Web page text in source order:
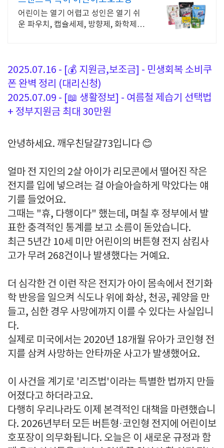
어린이는 열기 어렵고 성인은 열기 쉬
운 파우치, 캡슐세제, 방향제, 화학제품
2025.07.16 - [💰 지원금,보조금] - 민생회복 소비쿠
폰 완벽 정리 (대리신청)
2025.07.09 - [📖 생활정보] - 여름철 제습기 선택법
+ 정부지원금 최대 30만원
안녕하세요. 깨우친달걀73입니다 😊
얼마 전 지인의 2살 아이가 리모콘에서 떨어진 작은
전지를 입에 넣으려는 걸 아슬아슬하게 막았다는 얘
기를 들었어요.
그때는 "휴, 다행이다" 했는데, 며칠 후 정부에서 발
표한 충격적인 통계를 보고 소름이 돋았습니다.
최근 5년간 10세 미만 어린이의 버튼형 전지 삼킴사
고가 무려 268건이나 발생했다는 거예요.
더 심각한 건 이런 작은 전지가 아이 몸속에서 전기화
학 반응을 일으켜 식도나 위에 화상, 천공, 궤양을 만
들고, 심한 경우 사망에까지 이를 수 있다는 사실입니
다.
실제로 미국에서는 2020년 18개월 유아가 코인형 전
지를 삼켜 사망하는 안타까운 사고가 발생했어요.
이 사건을 계기로 '리즈법'이라는 특별한 법까지 만들
어졌다고 하더라고요.
다행히 우리나라도 이제 본격적인 대책을 마련했습니
다. 2026년부터 모든 버튼형·코인형 전지에 어린이보
호포장이 의무화됩니다. 오늘은 이 새로운 규정과 함